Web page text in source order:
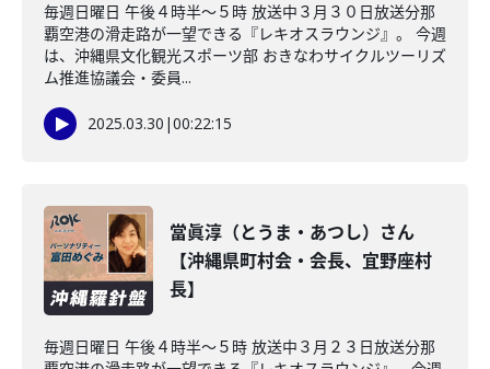
毎週日曜日 午後４時半～５時 放送中３月３０日放送分那
覇空港の滑走路が一望できる『レキオスラウンジ』。 今週
は、沖縄県文化観光スポーツ部 おきなわサイクルツーリズ
ム推進協議会・委員...
2025.03.30 |00:22:15
當眞淳（とうま・あつし）さん
【沖縄県町村会・会長、宜野座村
長】
毎週日曜日 午後４時半～５時 放送中３月２３日放送分那